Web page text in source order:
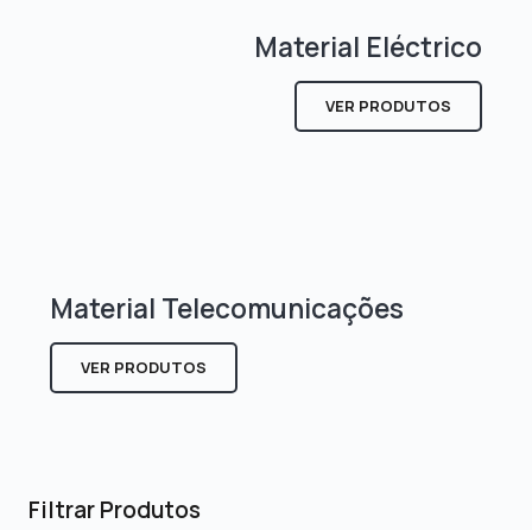
Filtrar Produtos
Material Eléctrico
VER PRODUTOS
Material Telecomunicações
VER PRODUTOS